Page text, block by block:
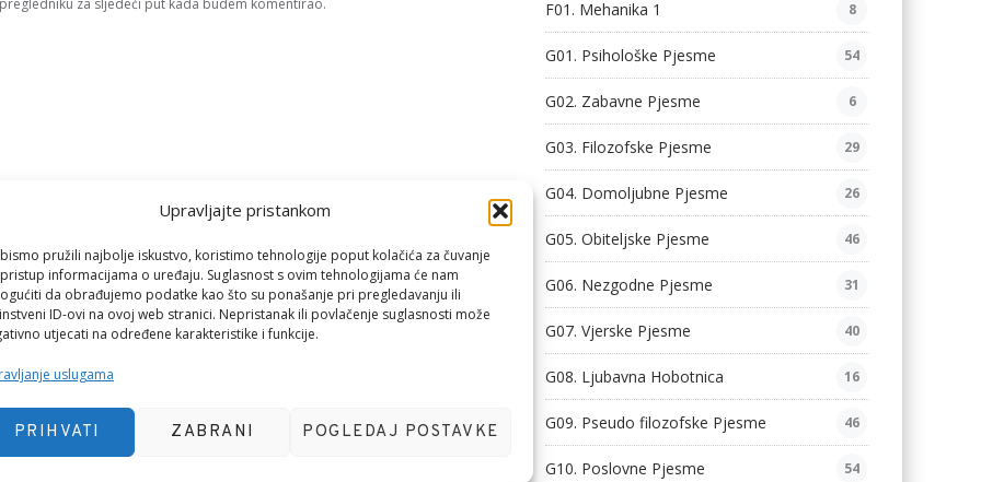
Upravljajte pristankom
pružili najbolje iskustvo, koristimo tehnologije poput kolačića za čuvanje
informacijama o uređaju. Suglasnost s ovim tehnologijama će nam
da obrađujemo podatke kao što su ponašanje pri pregledavanju ili
ID-ovi na ovoj web stranici. Nepristanak ili povlačenje suglasnosti može
utjecati na određene karakteristike i funkcije.
uslugama
PRIHVATI ZABRANI POGLEDAJ POSTAVKE
za sljedeći put kada budem komentirao. F01. Mehanika 1 8
G01. Psihološke Pjesme 54
G02. Zabavne Pjesme 6
G03. Filozofske Pjesme 29
G04. Domoljubne Pjesme 26
G05. Obiteljske Pjesme 46
G06. Nezgodne Pjesme 31
G07. Vjerske Pjesme 40
G08. Ljubavna Hobotnica 16
G09. Pseudo filozofske Pjesme 46
G10. Poslovne Pjesme 54